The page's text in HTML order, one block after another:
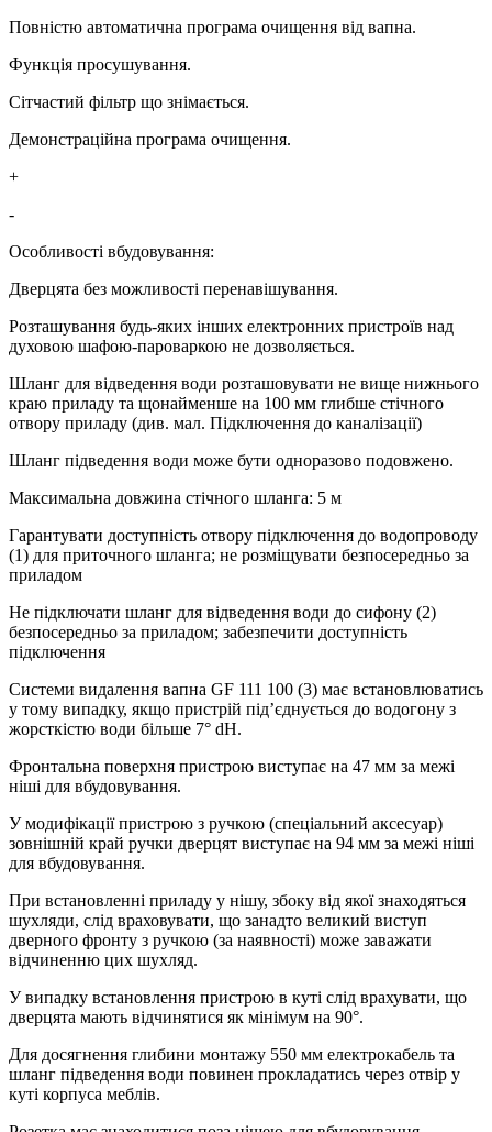
Повністю автоматична програма очищення від вапна.
Функція просушування.
Сітчастий фільтр що знімається.
Демонстраційна програма очищення.
+
-
Особливості вбудовування:
Дверцята без можливості перенавішування.
Розташування будь-яких інших електронних пристроїв над
духовою шафою-пароваркою не дозволяється.
Шланг для відведення води розташовувати не вище нижнього
краю приладу та щонайменше на 100 мм глибше стічного
отвору приладу (див. мал. Підключення до каналізації)
Шланг підведення води може бути одноразово подовжено.
Максимальна довжина стічного шланга: 5 м
Гарантувати доступність отвору підключення до водопроводу
(1) для приточного шланга; не розміщувати безпосередньо за
приладом
Не підключати шланг для відведення води до сифону (2)
безпосередньо за приладом; забезпечити доступність
підключення
Системи видалення вапна GF 111 100 (3) має встановлюватись
у тому випадку, якщо пристрій під’єднується до водогону з
жорсткістю води більше 7° dH.
Фронтальна поверхня пристрою виступає на 47 мм за межі
ніші для вбудовування.
У модифікації пристрою з ручкою (спеціальний аксесуар)
зовнішній край ручки дверцят виступає на 94 мм за межі ніші
для вбудовування.
При встановленні приладу у нішу, збоку від якої знаходяться
шухляди, слід враховувати, що занадто великий виступ
дверного фронту з ручкою (за наявності) може заважати
відчиненню цих шухляд.
У випадку встановлення пристрою в куті слід врахувати, що
дверцята мають відчинятися як мінімум на 90°.
Для досягнення глибини монтажу 550 мм електрокабель та
шланг підведення води повинен прокладатись через отвір у
куті корпуса меблів.